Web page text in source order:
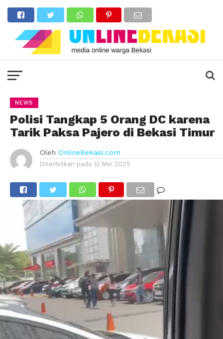
NEWS
Polisi Tangkap 5 Orang DC karena
Tarik Paksa Pajero di Bekasi Timur
Oleh OnlineBekasi.com
Diterbitkan pada 10 Mei 2025